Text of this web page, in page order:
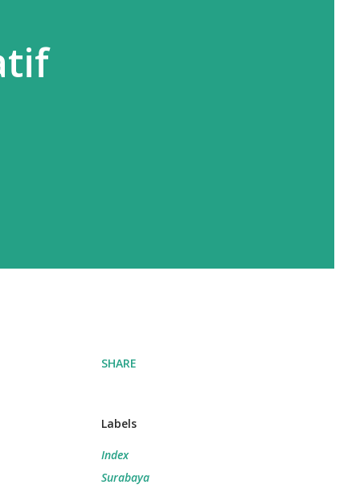
SHARE
Labels
Index
Surabaya